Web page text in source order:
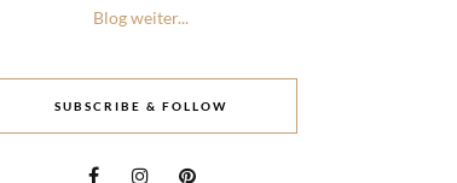
Blog weiter...
SUBSCRIBE & FOLLOW